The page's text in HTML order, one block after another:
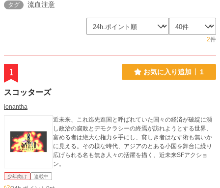
タグ 流血注意
2件
1 お気に入り追加 1
スコッターズ
ionantha
近未来、これ迄先進国と呼ばれていた国々の経済が破綻に瀕
し政治の腐敗とデモクラシーの終焉が訪れようとする世界、
富める者は絶大な権力を手にし、貧しき者はなす術も無いか
に見える。その様な時代、アジアのとある小国を舞台に繰り
広げられる名も無き人々の活躍を描く、近未来SFアクショ
ン。
少年向け 連載中